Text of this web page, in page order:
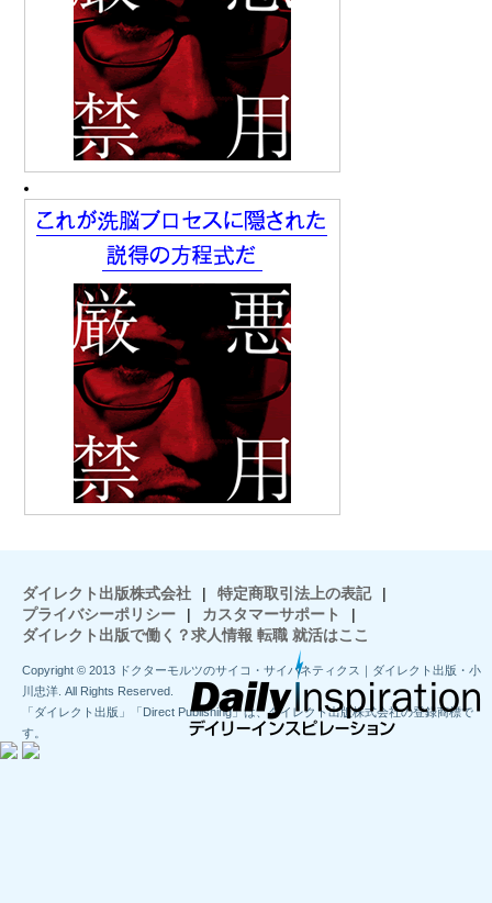
ダイレクト出版株式会社 | 特定商取引法上の表記
|
プライバシーポリシー
| カスタマーサポート
|
ダイレクト出版で働く？求人情報 転職 就活はここ
Copyright © 2013 ドクターモルツのサイコ・サイバネティクス｜ダイレクト出版・小
川忠洋. All Rights Reserved.
「ダイレクト出版」「Direct Publishing」は、ダイレクト出版株式会社の登録商標で
す。